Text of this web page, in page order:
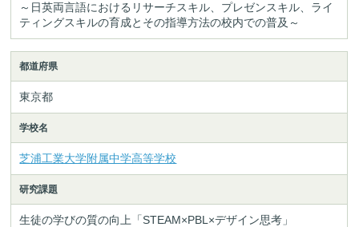
～日英両言語におけるリサーチスキル、プレゼンスキル、ライ
ティングスキルの育成とその指導方法の校内での普及～
都道府県
東京都
学校名
芝浦工業大学附属中学高等学校
研究課題
生徒の学びの質の向上「STEAM×PBL×デザイン思考」